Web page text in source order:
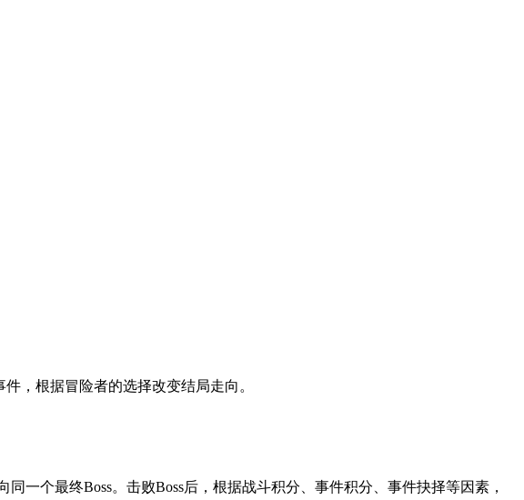
根据冒险者的选择改变结局走向。
个最终Boss。击败Boss后，根据战斗积分、事件积分、事件抉择等因素，